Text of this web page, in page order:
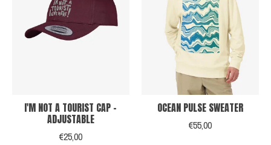
I'M NOT A TOURIST CAP -
ADJUSTABLE
€25,00
OCEAN PULSE SWEATER
€55,00